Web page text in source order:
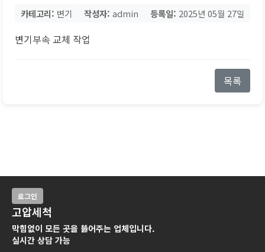
카테고리: 변기 작성자: admin 등록일: 2025년 05월 27일
변기부속 교체 작업
목록
로그인
고압세척
막힘없이 모든 곳을 뚫어주는 업체입니다.
실시간 상담 가능